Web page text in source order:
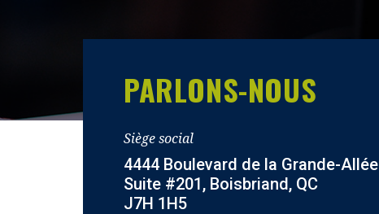
PARLONS-NOUS
Siège social
4444 Boulevard de la Grande-Allée
Suite #201, Boisbriand, QC
J7H 1H5